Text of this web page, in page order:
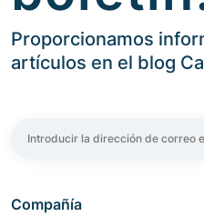
Proporcionamos
artículos en el blog
Compañía